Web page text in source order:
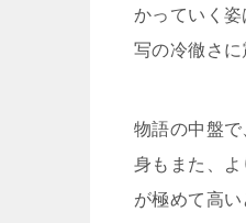
かっていく
写の冷徹さに
物語の中盤
身もまた、
が極めて高い